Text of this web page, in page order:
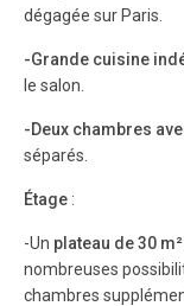
dégagée sur Paris.
-Grande cuisine
le salon.
-Deux chambres
séparés.
Étage :
-Un plateau de 30
nombreuses
chambres